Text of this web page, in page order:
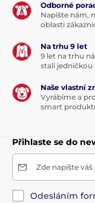
Odborné
Napište nám,
oblasti
Na trhu 9 let
9 let na trhu
stali jedničkou
Naše vlastní
Vyrábíme a
smart
Přihlaste se do
Zde napište
Odesláním